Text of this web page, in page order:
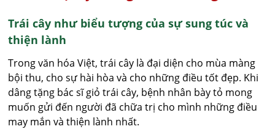
Trái cây như biểu tượng của sự sung túc và
thiện lành
Trong văn hóa Việt, trái cây là đại diện cho mùa màng
bội thu, cho sự hài hòa và cho những điều tốt đẹp. Khi
dâng tặng bác sĩ giỏ trái cây, bệnh nhân bày tỏ mong
muốn gửi đến người đã chữa trị cho mình những điều
may mắn và thiện lành nhất.